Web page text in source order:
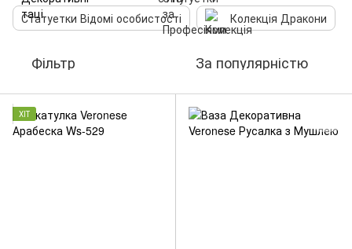
Статуетки Відомі особистості
Колекція Дракони
Фільтр За популярністю
ХІТ